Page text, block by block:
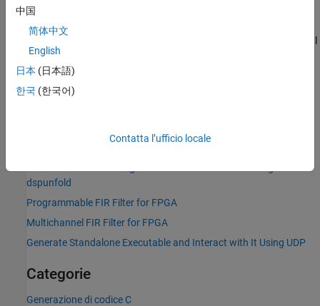
l'implementazione del filtro per la velocità o l'area dell'hardware.
Per i dettagli, vedere
target per la programmazione FPGA o la prototipazione e
progettazione ASIC.
Argomenti in evidenza
dspunfold
Programmable FIR Filter for FPGA
Multichannel FIR Filter for FPGA
Generate Standalone Executable and Interact with It Using UDP
Categorie
Generazione di codice C
中国
简体中文
English
日本 (日本語)
한국 (한국어)
Contatta l’ufficio locale